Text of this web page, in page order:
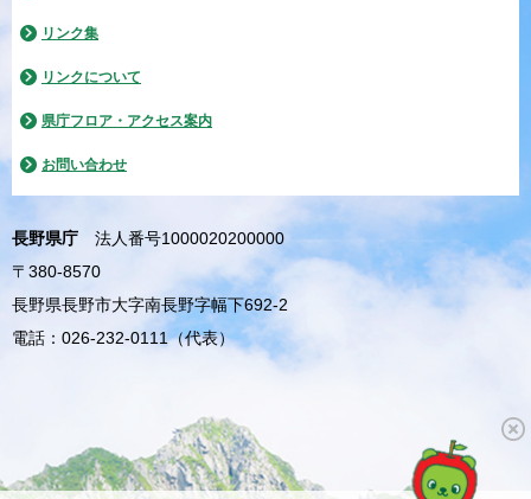
リンク集
リンクについて
県庁フロア・アクセス案内
お問い合わせ
長野県庁
法人番号1000020200000
〒380-8570
長野県長野市大字南長野字幅下692-2
電話：026-232-0111（代表）